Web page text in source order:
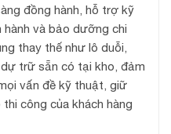
đồng hành, hỗ trợ kỹ
và bảo dưỡng chi
thay thế như lô duỗi,
trữ sẵn có tại kho, đảm
vấn đề kỹ thuật, giữ
công của khách hàng